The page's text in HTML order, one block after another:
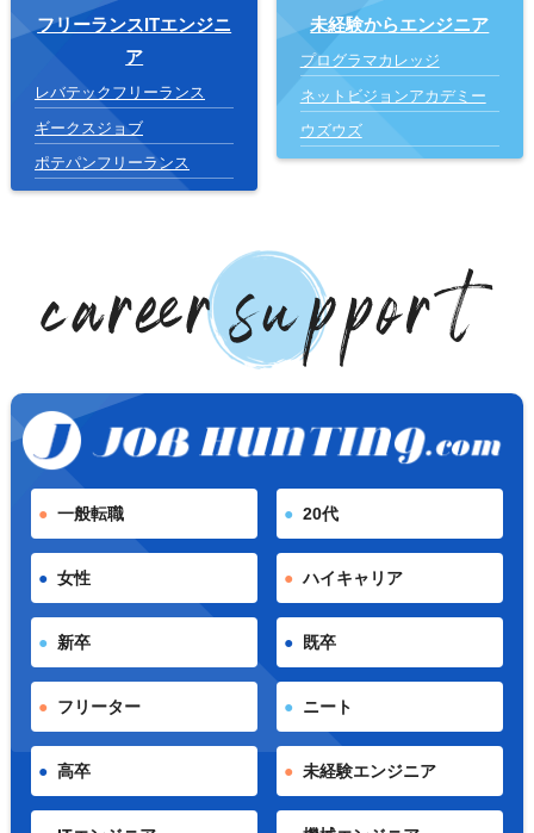
フリーランスITエンジニ
ア
レバテックフリーランス
ギークスジョブ
ポテパンフリーランス
未経験からエンジニア
プログラマカレッジ
ネットビジョンアカデミー
ウズウズ
一般転職 20代
女性 ハイキャリア
新卒 既卒
フリーター ニート
高卒 未経験エンジニア